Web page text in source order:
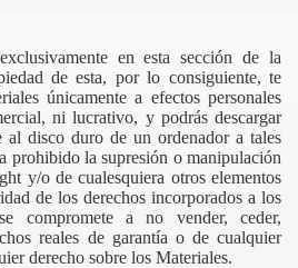
en esta sección de la
de esta, por lo consiguiente, te
únicamente a efectos personales
ni lucrativo, y podrás descargar
al disco duro de un ordenador a tales
prohibido la supresión o manipulación
y/o de cualesquiera otros elementos
de los derechos incorporados a los
compromete a no vender, ceder,
reales de garantía o de cualquier
derecho sobre los Materiales.